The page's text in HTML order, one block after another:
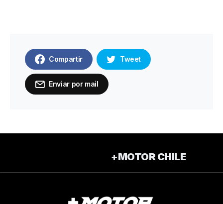
Compartir Tweet
Enviar por mail
+MOTOR CHILE